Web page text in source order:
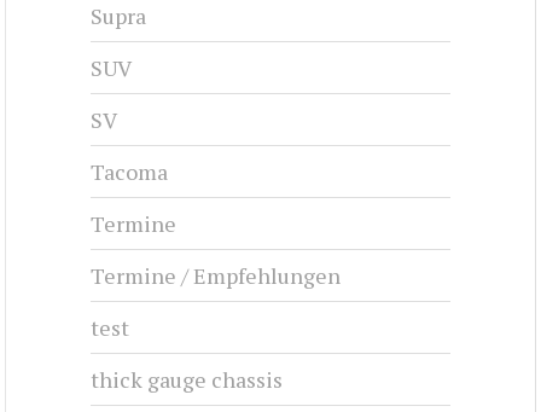
Supra
SUV
SV
Tacoma
Termine
Termine / Empfehlungen
test
thick gauge chassis